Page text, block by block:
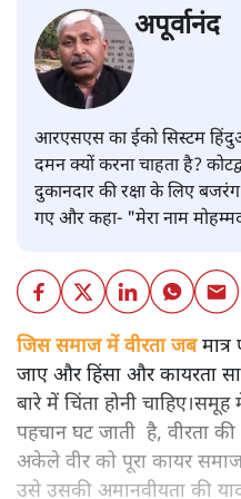
अपूर्वानंद
आरएसएस का ईको सिस्टम
दमन क्यों करना चाहता है?
दुकानदार की रक्षा के लिए
गए और कहा- "मेरा नाम
जिस समाज में वीरता जब
जाए और हिंसा और कायरता
बारे में चिंता होनी
पहचान घट जाती है, वीरता
अकेले वीर को पूरा कायर
उसे उसकी अमानवीयता की याद